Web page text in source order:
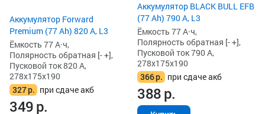
Аккумулятор Forward
Premium (77 Ah) 820 А, L3
Ёмкость 77 А·ч,
Полярность обратная [- +],
Пусковой ток 820 А,
278x175x190
327р. при сдаче акб
349р.
Аккумулятор BLACK BULL EFB
(77 Ah) 790 А, L3
Ёмкость 77 А·ч,
Полярность обратная [- +],
Пусковой ток 790 А,
278x175x190
366р. при сдаче акб
388р.